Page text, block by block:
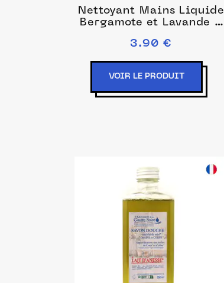
Nettoyant Mains Liquide
Bergamote et Lavande -
3.90 €
VOIR LE PRODUIT